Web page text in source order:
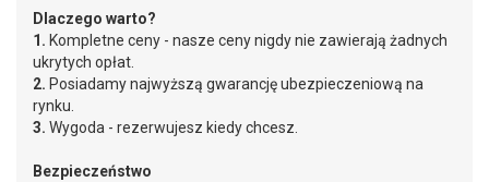
Dlaczego warto?
1. Kompletne ceny - nasze ceny nigdy nie zawierają żadnych
ukrytych opłat.
2. Posiadamy najwyższą gwarancję ubezpieczeniową na
rynku.
3. Wygoda - rezerwujesz kiedy chcesz.
Bezpieczeństwo